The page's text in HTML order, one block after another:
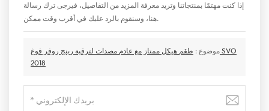
إذا كنت مهتمًا بمنتجاتنا وتريد معرفة المزيد من التفاصيل، فيرجى ترك رسالة
هنا، وسنقوم بالرد عليك في أقرب وقت ممكن.
موضوع : طقم هيكل ممتاز مع عادم مصدات لترقية رينج روفر فوغ SVO
2018